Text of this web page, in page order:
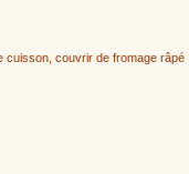
cuisson, couvrir de fromage râpé